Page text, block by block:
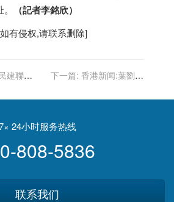
（記者李銘欣）
有侵权,请联系删除]
建聯：
下一篇: 香港新闻:葉劉淑
建制派中堅分子
24小时服务热线
808-5836
联系我们